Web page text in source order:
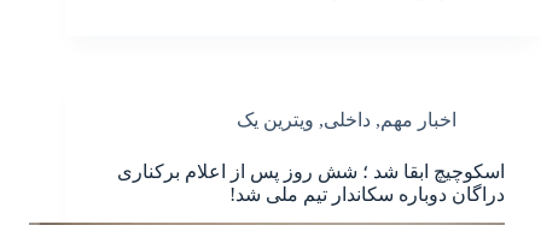
اخبار مهم, داخلی, ویترین یک
اسکوچیچ ابقا شد ؛ شش روز پس از اعلام برکناری
دراگان دوباره سکاندار تیم ملی شد!